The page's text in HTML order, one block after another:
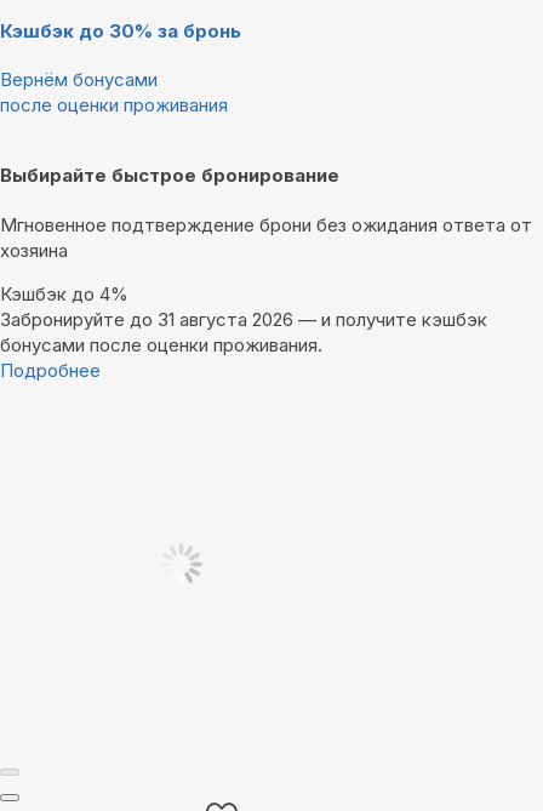
Кэшбэк до 30% за бронь
Вернём бонусами
после оценки проживания
Выбирайте быстрое бронирование
Мгновенное подтверждение брони без ожидания ответа от
хозяина
Кэшбэк до 4%
Забронируйте до 31 августа 2026 — и получите кэшбэк
бонусами после оценки проживания.
Подробнее